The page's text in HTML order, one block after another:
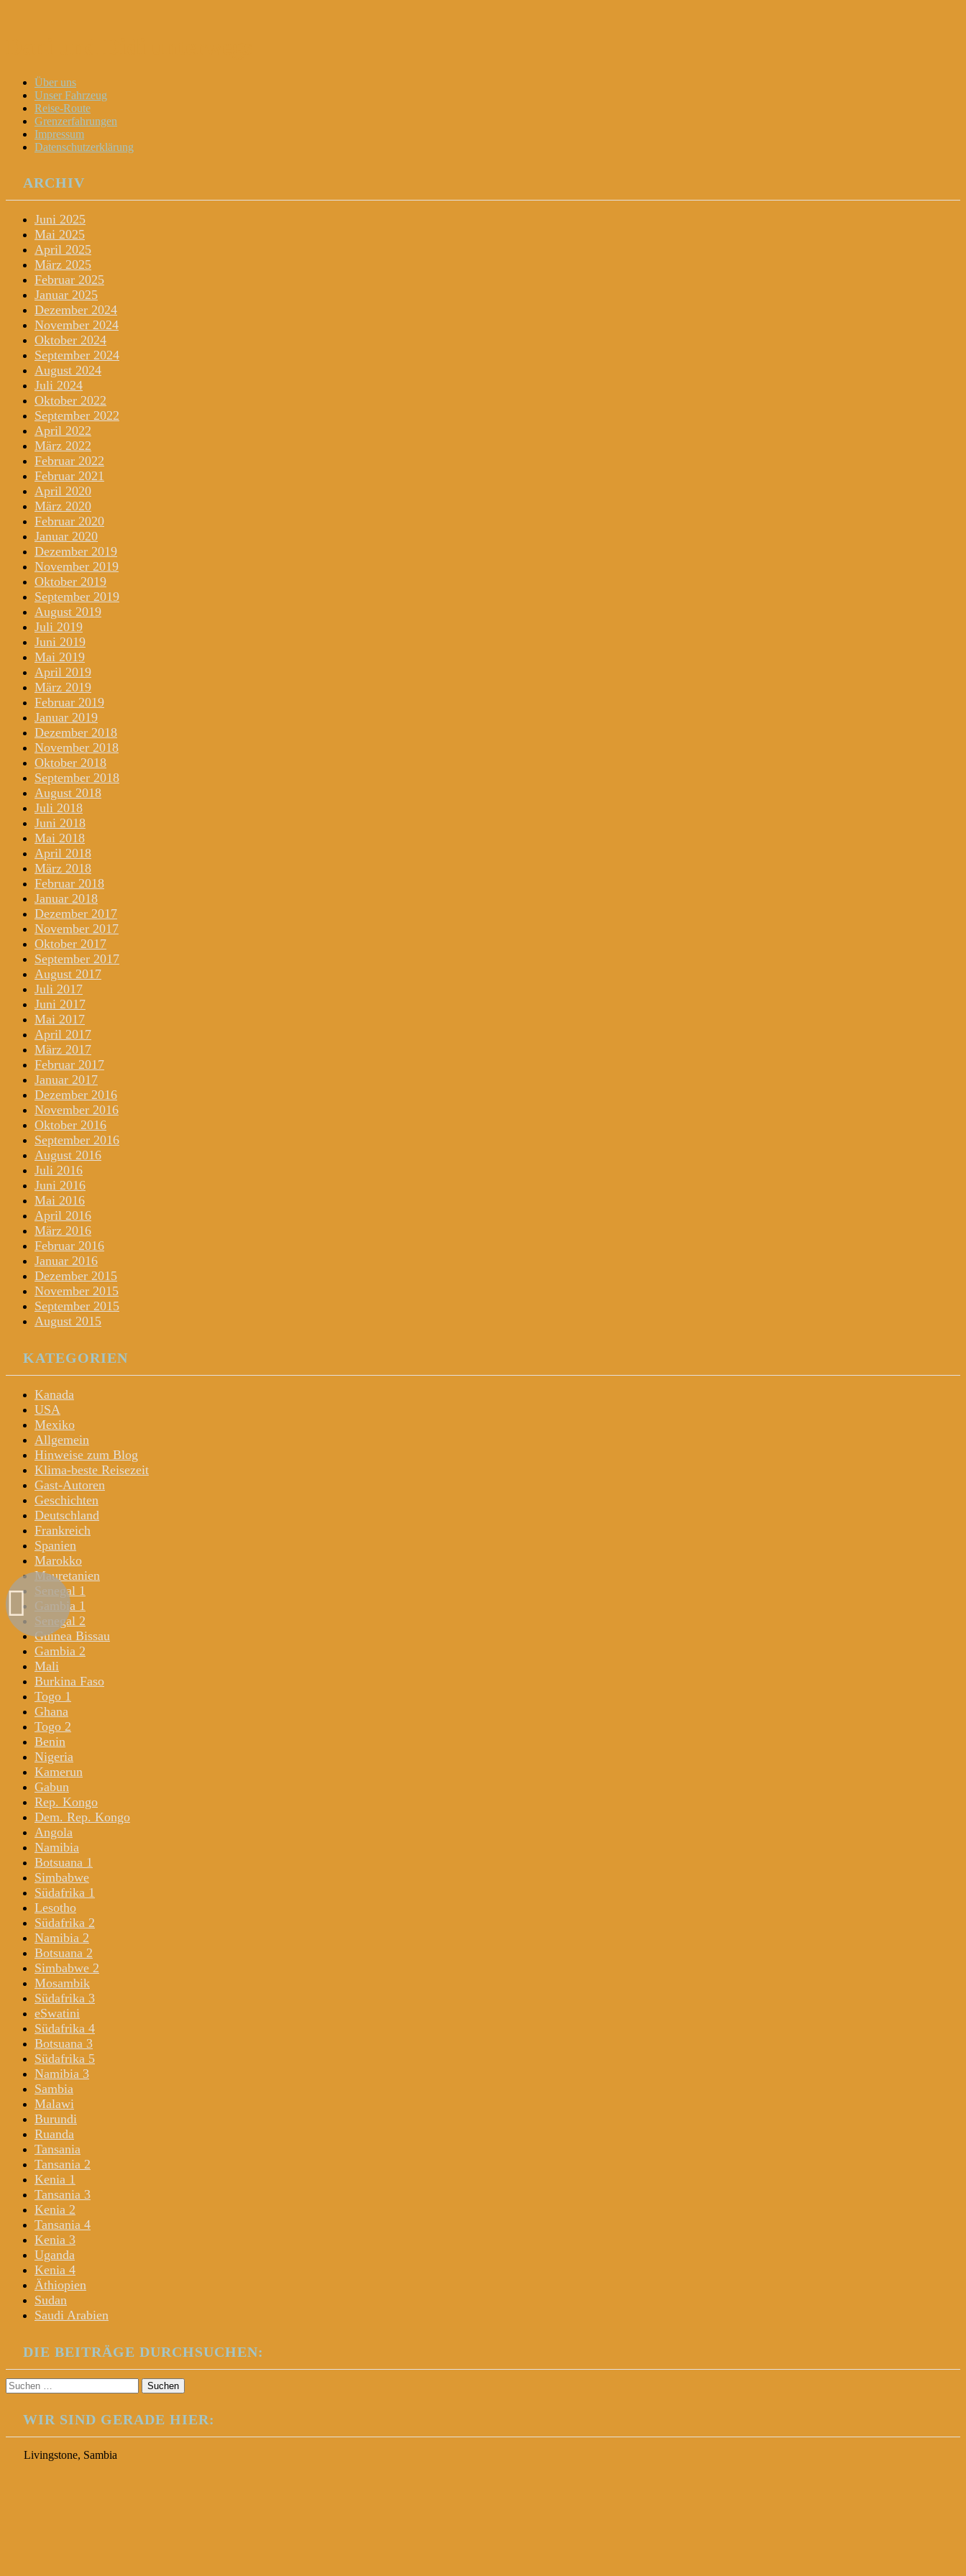
Menu
Widgets
Search
Skip
content
Über uns
Unser Fahrzeug
Reise-Route
Grenzerfahrungen
Impressum
Datenschutzerklärung
ARCHIV
Juni 2025
Mai 2025
April 2025
März 2025
Februar 2025
Januar 2025
Dezember 2024
November 2024
Oktober 2024
September 2024
August 2024
Juli 2024
Oktober 2022
September 2022
April 2022
März 2022
Februar 2022
Februar 2021
April 2020
März 2020
Februar 2020
Januar 2020
Dezember 2019
November 2019
Oktober 2019
September 2019
August 2019
Juli 2019
Juni 2019
Mai 2019
April 2019
März 2019
Februar 2019
Januar 2019
Dezember 2018
November 2018
Oktober 2018
September 2018
August 2018
Juli 2018
Juni 2018
Mai 2018
April 2018
März 2018
Februar 2018
Januar 2018
Dezember 2017
November 2017
Oktober 2017
September 2017
August 2017
Juli 2017
Juni 2017
Mai 2017
April 2017
März 2017
Februar 2017
Januar 2017
Dezember 2016
November 2016
Oktober 2016
September 2016
August 2016
Juli 2016
Juni 2016
Mai 2016
April 2016
März 2016
Februar 2016
Januar 2016
Dezember 2015
November 2015
September 2015
August 2015
KATEGORIEN
Kanada
USA
Mexiko
Allgemein
Hinweise zum Blog
Klima-beste Reisezeit
Gast-Autoren
Geschichten
Deutschland
Frankreich
Spanien
Marokko
Mauretanien
Senegal 1
Gambia 1
Senegal 2
Guinea Bissau
Gambia 2
Mali
Burkina Faso
Togo 1
Ghana
Togo 2
Benin
Nigeria
Kamerun
Gabun
Rep. Kongo
Dem. Rep. Kongo
Angola
Namibia
Botsuana 1
Simbabwe
Südafrika 1
Lesotho
Südafrika 2
Namibia 2
Botsuana 2
Simbabwe 2
Mosambik
Südafrika 3
eSwatini
Südafrika 4
Botsuana 3
Südafrika 5
Namibia 3
Sambia
Malawi
Burundi
Ruanda
Tansania
Tansania 2
Kenia 1
Tansania 3
Kenia 2
Tansania 4
Kenia 3
Uganda
Kenia 4
Äthiopien
Sudan
Saudi Arabien
DIE BEITRÄGE DURCHSUCHEN:
Suchen
nach:
WIR SIND GERADE HIER:
Livingstone, Sambia